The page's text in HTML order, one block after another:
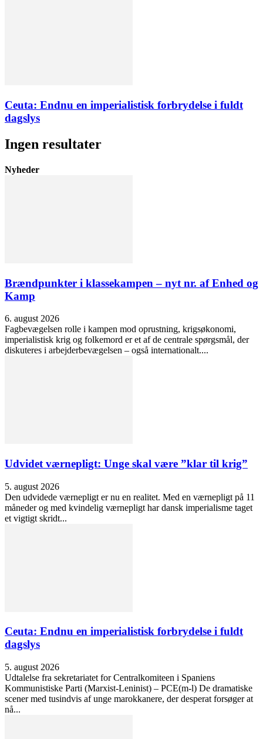
Ceuta: Endnu en imperialistisk forbrydelse i fuldt
dagslys
Ingen resultater
Nyheder
Brændpunkter i klassekampen – nyt nr. af Enhed og
Kamp
6. august 2026
Fagbevægelsen rolle i kampen mod oprustning, krigsøkonomi,
imperialistisk krig og folkemord er et af de centrale spørgsmål, der
diskuteres i arbejderbevægelsen – også internationalt....
Udvidet værnepligt: Unge skal være ”klar til krig”
5. august 2026
Den udvidede værnepligt er nu en realitet. Med en værnepligt på 11
måneder og med kvindelig værnepligt har dansk imperialisme taget
et vigtigt skridt...
Ceuta: Endnu en imperialistisk forbrydelse i fuldt
dagslys
5. august 2026
Udtalelse fra sekretariatet for Centralkomiteen i Spaniens
Kommunistiske Parti (Marxist-Leninist) – PCE(m-l) De dramatiske
scener med tusindvis af unge marokkanere, der desperat forsøger at
nå...